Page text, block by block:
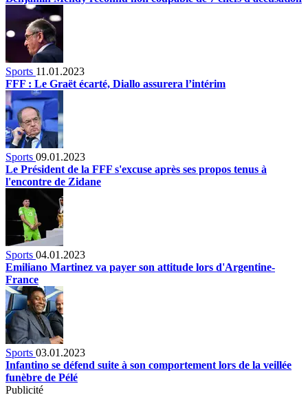
Sports 11.01.2023
FFF : Le Graët écarté, Diallo assurera l’intérim
Sports 09.01.2023
Le Président de la FFF s'excuse après ses propos tenus à
l'encontre de Zidane
Sports 04.01.2023
Emiliano Martinez va payer son attitude lors d'Argentine-
France
Sports 03.01.2023
Infantino se défend suite à son comportement lors de la veillée
funèbre de Pélé
Publicité